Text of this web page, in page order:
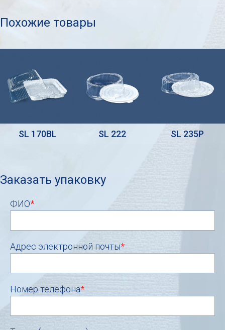
Похожие товары
SL 170BL SL 222 SL 235P
Заказать упаковку
ФИО*
Адрес электронной почты*
Номер телефона*